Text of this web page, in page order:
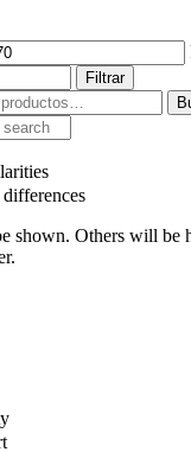
Filtrar
shown. Others will be